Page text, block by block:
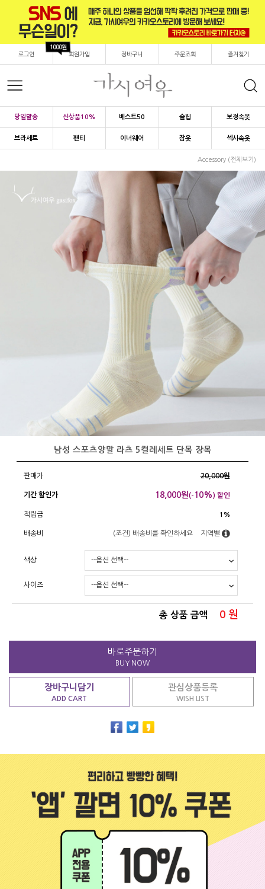
로그인 회원가입
1000원
장바구니 주문조회 즐겨찾기
당일발송 신상품10% 베스트50 슬립 보정속옷
브라세트 팬티 이너웨어 잠옷 섹시속옷
Accessory (전체보기)
남성 스포츠양말 라츠 5켤레세트 단목 장목
판매가 20,000원
기간 할인가 18,000원(- 10%) 할인
적립금 1%
배송비 (조건) 배송비를 확인하세요 지역별
색상
사이즈
총 상품 금액 0 원
바로주문하기
BUY NOW
장바구니담기
ADD CART
관심상품등록
WISH LIST